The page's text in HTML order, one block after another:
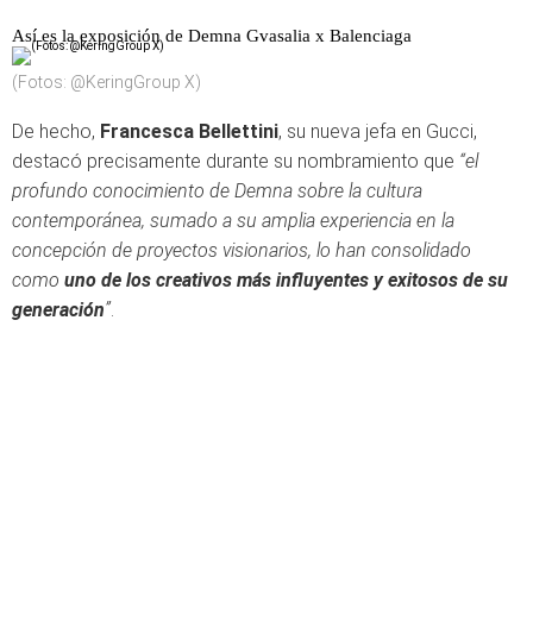
Así es la exposición de Demna Gvasalia x Balenciaga
(Fotos: @KeringGroup X)
De hecho, Francesca Bellettini, su nueva jefa en Gucci,
destacó precisamente durante su nombramiento que “el
profundo conocimiento de Demna sobre la cultura
contemporánea, sumado a su amplia experiencia en la
concepción de proyectos visionarios, lo han consolidado
como uno de los creativos más influyentes y exitosos de su
generación”.